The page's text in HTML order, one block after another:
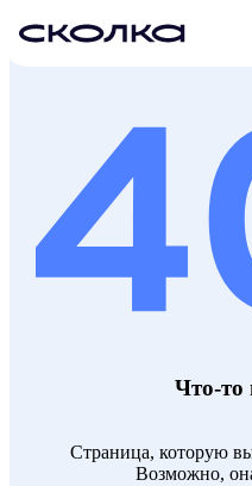
Что-то
Страница, которую
Возможно,